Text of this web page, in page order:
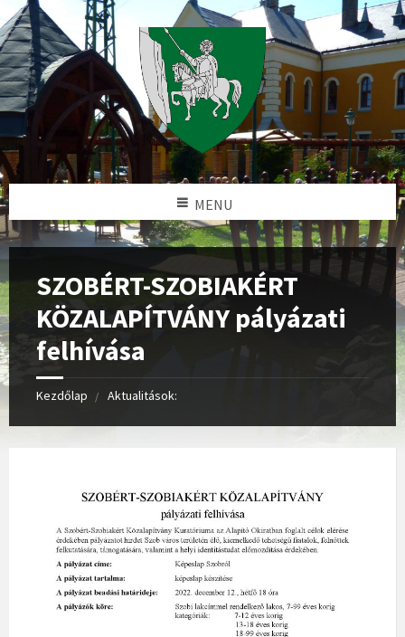
MENU
SZOBÉRT-SZOBIAKÉRT
KÖZALAPÍTVÁNY pályázati
felhívása
Kezdőlap Aktualitások: